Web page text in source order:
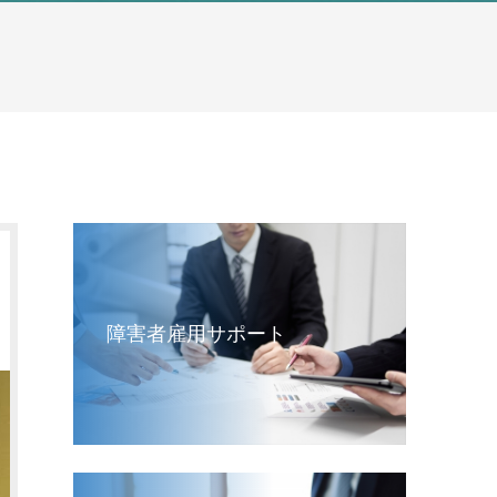
障害者雇用サポート